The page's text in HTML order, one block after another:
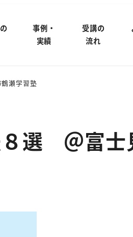
事例・
実績
受講の
流れ
瀬学習塾
選 ＠富士